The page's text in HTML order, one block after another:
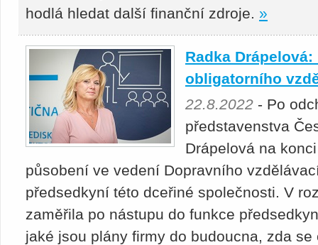
hodlá hledat další finanční zdroje. »
Radka
obligatorního
22.8.2022 - Po
představenstva
Drápelová na
působení ve vedení Dopravního
předsedkyní této dceřiné společnosti. V
zaměřila po nástupu do funkce
jaké jsou plány firmy do budoucna, zda